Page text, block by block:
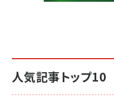
人気記事トップ10